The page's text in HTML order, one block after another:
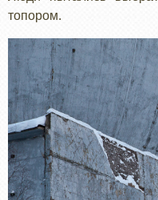
топором.